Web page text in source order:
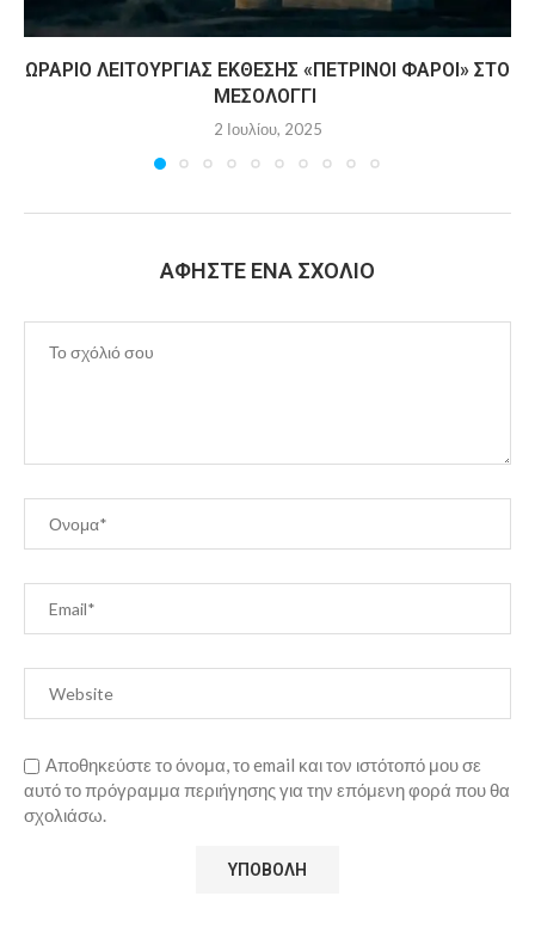
ΩΡΆΡΙΟ ΛΕΙΤΟΥΡΓΊΑΣ ΈΚΘΕΣΗΣ «ΠΈΤΡΙΝΟΙ ΦΆΡΟΙ» ΣΤΟ
ΜΕΣΟΛΌΓΓΙ
2 Ιουλίου, 2025
ΑΦΉΣΤΕ ΈΝΑ ΣΧΌΛΙΟ
Αποθηκεύστε το όνομα, το email και τον ιστότοπό μου σε
αυτό το πρόγραμμα περιήγησης για την επόμενη φορά που θα
σχολιάσω.